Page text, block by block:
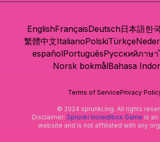
EnglishFrançaisDeutsch日本語한
繁體中文ItalianoPolskiTürkçe
españolPortuguêsРусскийภาษา
Norsk bokmålBahasa
Terms of ServicePrivacy
© 2024 sprunki.ing. All rights
Disclaimer: Sprunki Incredibox Game is
website and is not affiliated with any